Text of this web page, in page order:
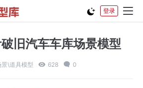
登录
旧汽车车库场景模型
景\道具模型 628 0